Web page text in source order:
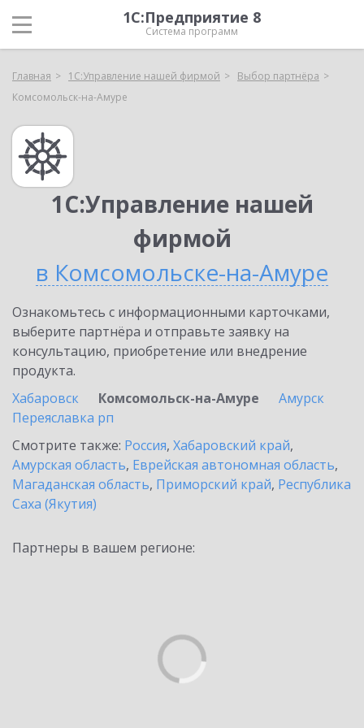
1С:Предприятие 8
Система программ
Главная 1С:Управление нашей фирмой
Выбор партнёра
Комсомольск-на-Амуре
1С:Управление нашей
фирмой
в Комсомольске-на-Амуре
Ознакомьтесь с информационными карточками,
выберите партнёра и отправьте заявку на
консультацию, приобретение или внедрение
продукта.
Хабаровск
Комсомольск-на-Амуре
Амурск
Переяславка рп
Смотрите также: Россия, Хабаровский край,
Амурская область, Еврейская автономная область,
Магаданская область, Приморский край, Республика
Саха (Якутия)
Партнеры в вашем регионе: